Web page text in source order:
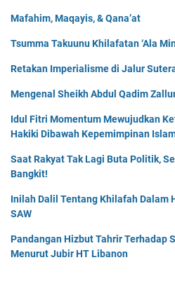
Mafahim, Maqayis, & Qana’at
Tsumma Takuunu Khilafatan ‘Ala
Retakan Imperialisme di Jalur
Mengenal Sheikh Abdul Qadim
Idul Fitri Momentum Mewujudkan
Hakiki Dibawah Kepemimpinan
Saat Rakyat Tak Lagi Buta Politik,
Bangkit!
Inilah Dalil Tentang Khilafah Dalam
SAW
Pandangan Hizbut Tahrir Terhadap
Menurut Jubir HT Libanon